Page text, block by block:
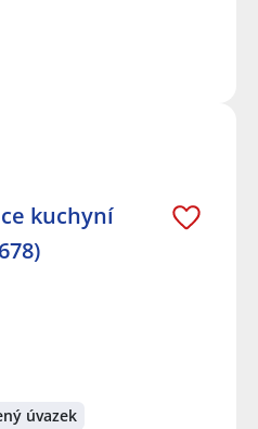
kuchyní
úvazek